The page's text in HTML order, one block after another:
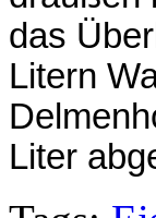
das
Litern
Liter